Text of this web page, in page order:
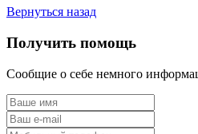
Вернуться назад
Получить помощь
Сообщие о себе немного